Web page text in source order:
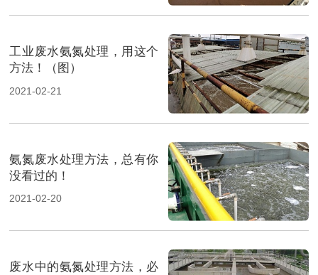
工业废水氨氮处理，用这个
方法！（图）
2021-02-21
氨氮废水处理方法，总有你
没看过的！
2021-02-20
废水中的氨氮处理方法，必